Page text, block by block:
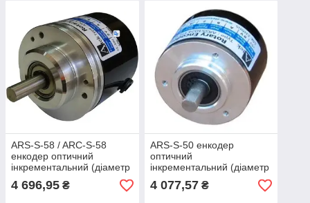
ARS-S-58 / ARC-S-58
енкодер оптичний
інкрементальний (діаметр
корпусу 58 мм)
4 696,95 ₴
ARS-S-50 енкодер
оптичний
інкрементальний (діаметр
корпусу 50 мм)
4 077,57₴